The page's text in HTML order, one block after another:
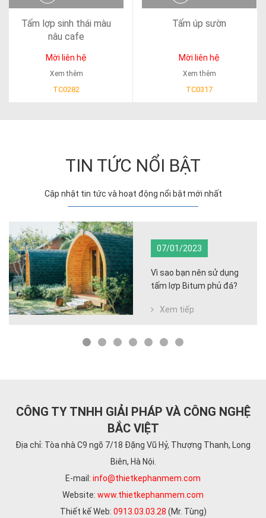
Tấm lợp sinh thái màu
nâu cafe
Mời liên hệ
Xem thêm
TC0282
Tấm úp sườn
Mời liên hệ
Xem thêm
TC0317
TIN TỨC NỔI BẬT
Cập nhật tin tức và hoạt động nổi bật mới nhất
07/01/2023
Vì sao bạn nên sử dụng
tấm lợp Bitum phủ đá?
Xem tiếp
CÔNG TY TNHH GIẢI PHÁP VÀ CÔNG NGHỆ
BẮC VIỆT
Địa chỉ: Tòa nhà C9 ngõ 7/18 Đặng Vũ Hỷ, Thượng Thanh, Long
Biên, Hà Nội.
E-mail: info@thietkephanmem.com
Website: www.thietkephanmem.com
Thiết kế Web: 0913.03.03.28 (Mr. Tùng)